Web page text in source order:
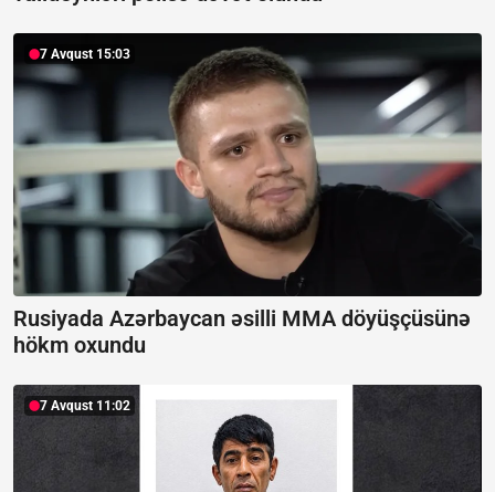
7 Avqust 15:03
Rusiyada Azərbaycan əsilli MMA döyüşçüsünə
hökm oxundu
7 Avqust 11:02